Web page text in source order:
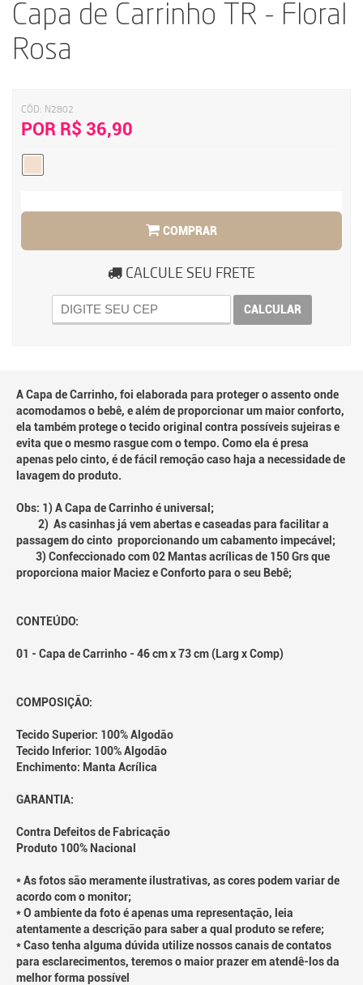
Capa de Carrinho TR - Floral
Rosa
CÓD: N2802
POR R$ 36,90
COMPRAR
CALCULE SEU FRETE
CALCULAR
A Capa de Carrinho, foi elaborada para proteger o assento onde
acomodamos o bebê, e além de proporcionar um maior conforto,
ela também protege o tecido original contra possíveis sujeiras e
evita que o mesmo rasgue com o tempo. Como ela é presa
apenas pelo cinto, é de fácil remoção caso haja a necessidade de
lavagem do produto.
Obs: 1) A Capa de Carrinho é universal;
2) As casinhas já vem abertas e caseadas para facilitar a
passagem do cinto proporcionando um cabamento impecável;
3) Confeccionado com 02 Mantas acrílicas de 150 Grs que
proporciona maior Maciez e Conforto para o seu Bebê;
CONTEÚDO:
01 - Capa de Carrinho - 46 cm x 73 cm (Larg x Comp)
COMPOSIÇÃO:
Tecido Superior: 100% Algodão
Tecido Inferior: 100% Algodão
Enchimento: Manta Acrílica
GARANTIA:
Contra Defeitos de Fabricação
Produto 100% Nacional
* As fotos são meramente ilustrativas, as cores podem variar de
acordo com o monitor;
* O ambiente da foto é apenas uma representação, leia
atentamente a descrição para saber a qual produto se refere;
* Caso tenha alguma dúvida utilize nossos canais de contatos
para esclarecimentos, teremos o maior prazer em atendê-los da
melhor forma possível